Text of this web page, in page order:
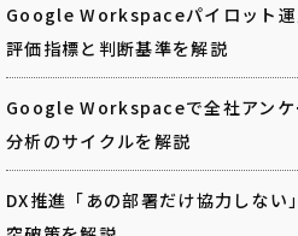
Google Workspaceパイロット運
評価指標と判断基準を解説
Google Workspaceで全社アンケ
分析のサイクルを解説
DX推進「あの部署だけ協力しない